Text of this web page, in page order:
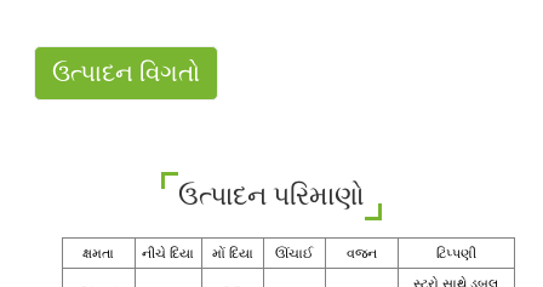
ઉત્પાદન વિગતો
ઉત્પાદન પરિમાણો
ક્ષમતા નીચે દિયા મોં દિયા ઊંચાઈ વજન ટિપ્પણી
સ્ટ્રો સાથે ડબલ